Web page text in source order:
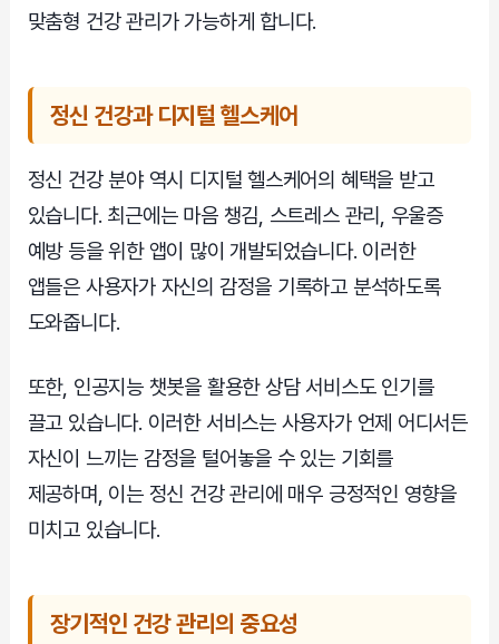
맞춤형 건강 관리가 가능하게 합니다.
정신 건강과 디지털 헬스케어
정신 건강 분야 역시 디지털 헬스케어의 혜택을 받고
있습니다. 최근에는 마음 챙김, 스트레스 관리, 우울증
예방 등을 위한 앱이 많이 개발되었습니다. 이러한
앱들은 사용자가 자신의 감정을 기록하고 분석하도록
도와줍니다.
또한, 인공지능 챗봇을 활용한 상담 서비스도 인기를
끌고 있습니다. 이러한 서비스는 사용자가 언제 어디서든
자신이 느끼는 감정을 털어놓을 수 있는 기회를
제공하며, 이는 정신 건강 관리에 매우 긍정적인 영향을
미치고 있습니다.
장기적인 건강 관리의 중요성